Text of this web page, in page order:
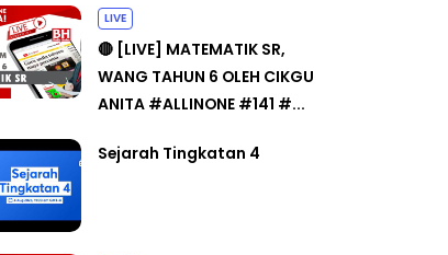
LIVE
🔴 [LIVE] MATEMATIK SR,
WANG TAHUN 6 OLEH CIKGU
ANITA #ALLINONE #141 #...
Sejarah Tingkatan 4